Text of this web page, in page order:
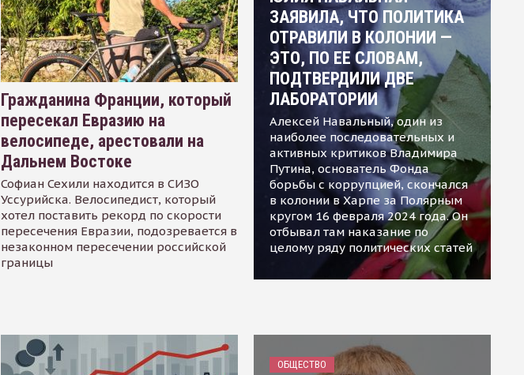
Гражданина Франции, который
пересекал Евразию на
велосипеде, арестовали на
Дальнем Востоке
Софиан Сехили находится в СИЗО
Уссурийска. Велосипедист, который
хотел поставить рекорд по скорости
пересечения Евразии, подозревается в
незаконном пересечении российской
границы
ЗАЯВИЛА, ЧТО ПОЛИТИКА
ОТРАВИЛИ В КОЛОНИИ —
ЭТО, ПО ЕЕ СЛОВАМ,
ПОДТВЕРДИЛИ ДВЕ
ЛАБОРАТОРИИ
Алексей Навальный, один из
наиболее последовательных и
активных критиков Владимира
Путина, основатель Фонда
борьбы с коррупцией, скончался
в колонии в Харпе за Полярным
кругом 16 февраля 2024 года. Он
отбывал там наказание по
целому ряду политических статей
ОБЩЕСТВО